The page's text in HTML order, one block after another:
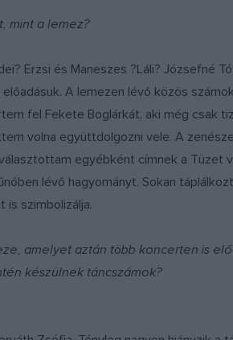
mint a lemez?
Erzsi és Maneszes ?Láli? Józsefné
A lemezen lévő közös
fel Fekete Boglárkát, aki még csak
volna együttdolgozni vele. A
egyébként címnek a Tüzet
lévő hagyományt. Sokan
is szimbolizálja.
amelyet aztán több koncerten is
készülnek táncszámok?